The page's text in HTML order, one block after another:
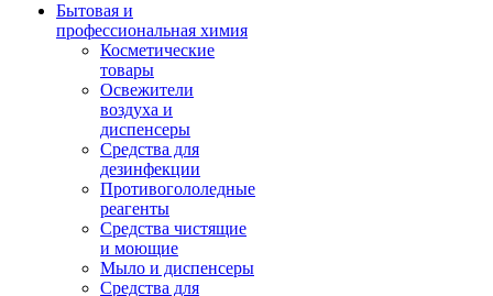
Бытовая и
профессиональная химия
Косметические
товары
Освежители
воздуха и
диспенсеры
Средства для
дезинфекции
Противогололедные
реагенты
Средства чистящие
и моющие
Мыло и диспенсеры
Средства для